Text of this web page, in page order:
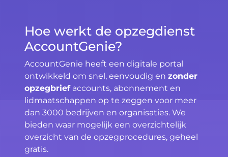
Hoe werkt de opzegdienst
AccountGenie?
AccountGenie heeft een digitale portal
ontwikkeld om snel, eenvoudig en zonder
opzegbriefaccounts, abonnement en
lidmaatschappen op te zeggen voor meer
dan 3000 bedrijven en organisaties. We
bieden waar mogelijk een overzichtelijk
overzicht van de opzegprocedures, geheel
gratis.